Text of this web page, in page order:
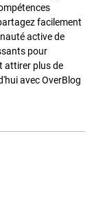
facilement
active de
pour
attirer plus de
avec OverBlog